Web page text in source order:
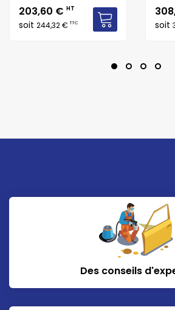
Prix
203,60 € HT
soit 244,32 €TTC
Prix
soit
Des conseils